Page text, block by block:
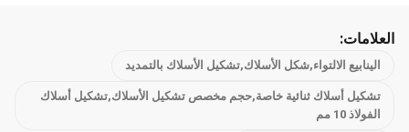
العلامات:
الينابيع الالتواء,شكل الأسلاك,تشكيل الأسلاك بالتمديد
تشكيل أسلاك ثنائية خاصة,حجم مخصص تشكيل الأسلاك,تشكيل أسلاك
الفولاذ 10 مم